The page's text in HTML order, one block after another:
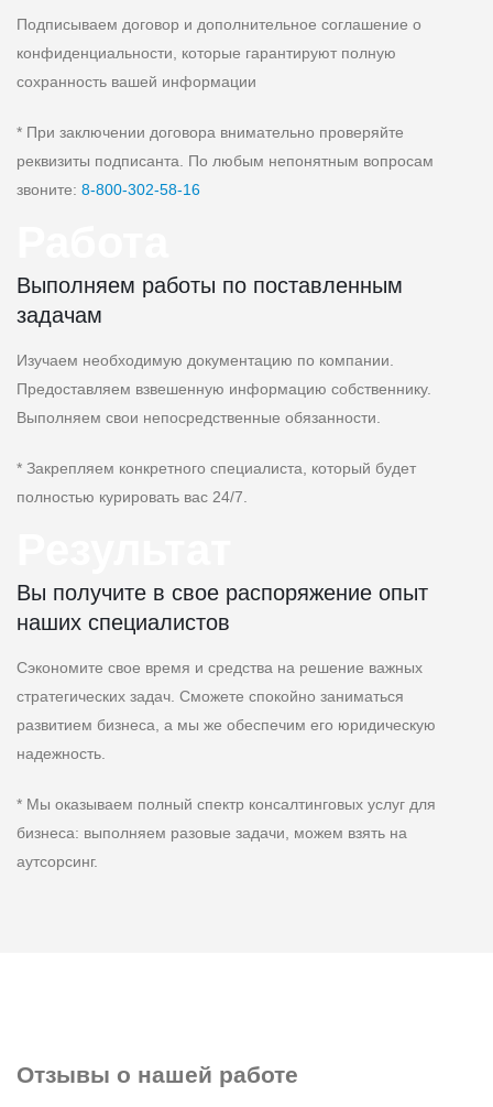
Подписываем договор и дополнительное соглашение о
конфиденциальности, которые гарантируют полную
сохранность вашей информации
* При заключении договора внимательно проверяйте
реквизиты подписанта. По любым непонятным вопросам
звоните: 8‑800‑302‑58‑16
Выполняем работы по поставленным
задачам
Изучаем необходимую документацию по компании.
Предоставляем взвешенную информацию собственнику.
Выполняем свои непосредственные обязанности.
* Закрепляем конкретного специалиста, который будет
полностью курировать вас 24/7.
Вы получите в свое распоряжение опыт
наших специалистов
Сэкономите свое время и средства на решение важных
стратегических задач. Сможете спокойно заниматься
развитием бизнеса, а мы же обеспечим его юридическую
надежность.
* Мы оказываем полный спектр консалтинговых услуг для
бизнеса: выполняем разовые задачи, можем взять на
аутсорсинг.
Отзывы о нашей работе